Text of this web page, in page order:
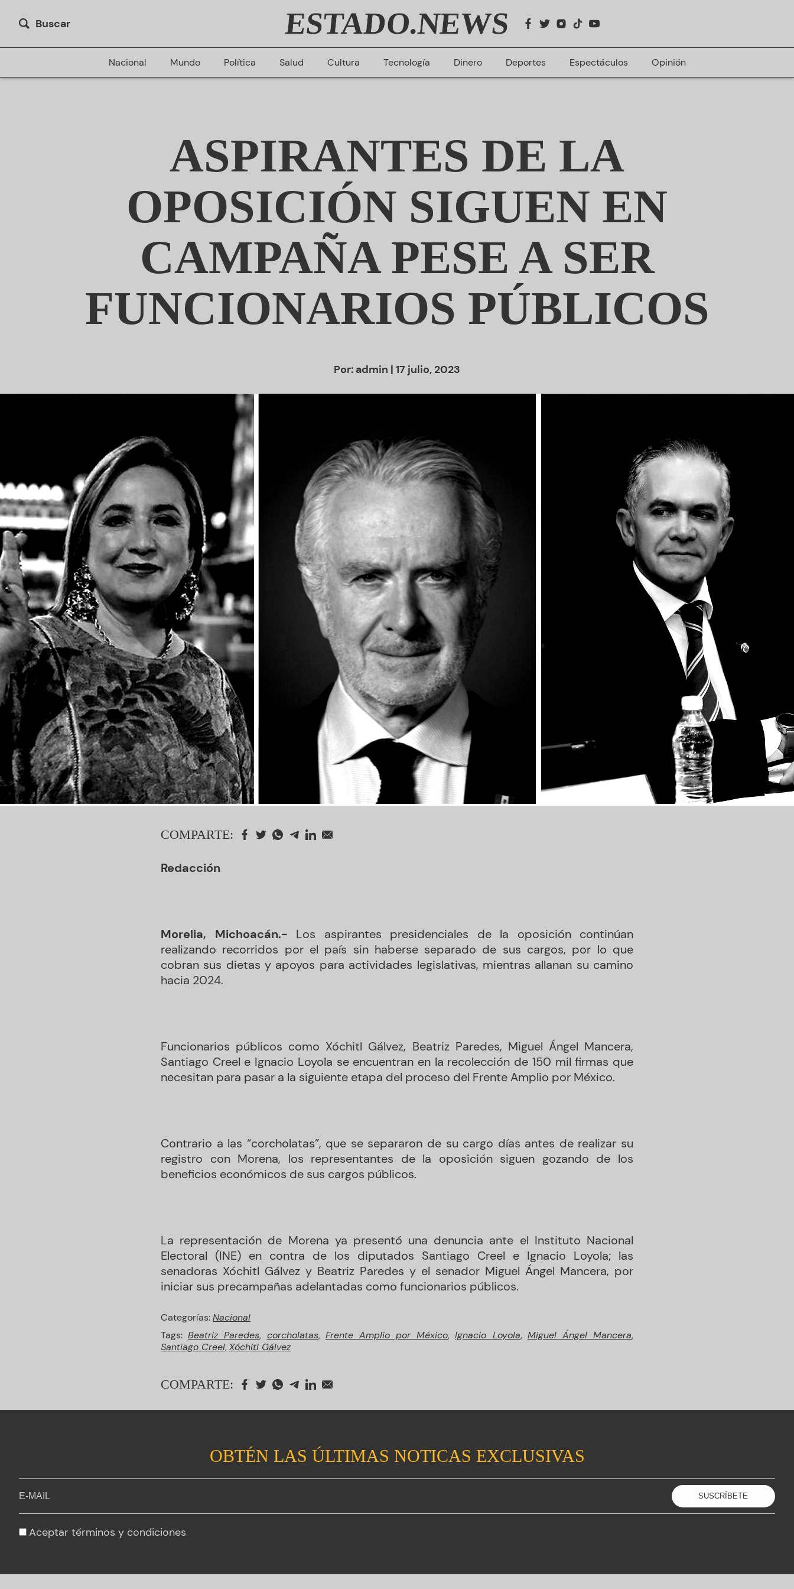
Buscar ESTADO.NEWS
Nacional Mundo Política Salud Cultura Tecnología Dinero Deportes Espectáculos Opinión
ASPIRANTES DE LA
OPOSICIÓN SIGUEN EN
CAMPAÑA PESE A SER
FUNCIONARIOS PÚBLICOS
Por: admin | 17 julio, 2023
COMPARTE:
Redacción
Morelia, Michoacán.- Los aspirantes presidenciales de la oposición continúan
realizando recorridos por el país sin haberse separado de sus cargos, por lo que
cobran sus dietas y apoyos para actividades legislativas, mientras allanan su camino
hacia 2024.
Funcionarios públicos como Xóchitl Gálvez, Beatriz Paredes, Miguel Ángel Mancera,
Santiago Creel e Ignacio Loyola se encuentran en la recolección de 150 mil firmas que
necesitan para pasar a la siguiente etapa del proceso del Frente Amplio por México.
Contrario a las “corcholatas”, que se separaron de su cargo días antes de realizar su
registro con Morena, los representantes de la oposición siguen gozando de los
beneficios económicos de sus cargos públicos.
La representación de Morena ya presentó una denuncia ante el Instituto Nacional
Electoral (INE) en contra de los diputados Santiago Creel e Ignacio Loyola; las
senadoras Xóchitl Gálvez y Beatriz Paredes y el senador Miguel Ángel Mancera, por
iniciar sus precampañas adelantadas como funcionarios públicos.
Categorías:Nacional
Tags:Beatriz Paredes, corcholatas, Frente Amplio por México,Ignacio Loyola, Miguel Ángel Mancera,
Santiago Creel, Xóchitl Gálvez
COMPARTE:
OBTÉN LAS ÚLTIMAS NOTICAS EXCLUSIVAS
Aceptar términos y condiciones